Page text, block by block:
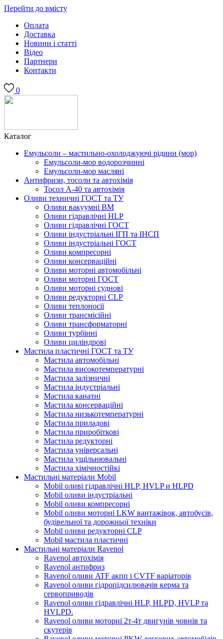
Перейти до вмісту
Оплата
Доставка
Новини і статті
Відео
Партнери
Контакти
0
Каталог
Емульсоли – мастильно-охолоджуючі рідини (мор)
Емульсоли-мор водорозчинні
Емульсоли-мор масляні
Антифризи, тосоли та автохімія
Тосол А-40 та автохімія
Оливи техничні ГОСТ та ТУ
Оливи вакуумні ВМ
Оливи гідравлічні HLP
Оливи гідравлічні ГОСТ
Оливи індустріальні ІГП та ІНСП
Оливи індустріальні ГОСТ
Оливи компресорні
Оливи консерваційні
Оливи моторні автомобільні
Оливи моторні ГОСТ
Оливи моторні суднові
Оливи редукторні CLP
Оливи теплоносії
Оливи трансмісійні
Оливи трансформаторні
Оливи турбінні
Оливи циліндрові
Мастила пластичні ГОСТ та ТУ
Мастила автомобільні
Мастила високотемпературні
Мастила залізничні
Мастила індустріальні
Мастила канатні
Мастила консерваційні
Мастила низькотемпературні
Мастила приладові
Мастила приробіткові
Мастила редукторні
Мастила універсальні
Мастила ущільнювальні
Мастила хімічностійкі
Мастильні матеріали Mobil
Mobil оливі гідравлічні HLP, HVLP и HLPD
Mobil оливи індустріальні
Mobil оливи компресорні
Mobil оливи моторні LKW вантажівок, автобусів,
будівельної та дорожньої техніки
Mobil оливи редукторні CLP
Mobil мастила пластичні
Мастильні матеріали Ravenol
Ravenol автохімія
Ravenol антифриз
Ravenol оливи ATF акпп і CVTF варіаторів
Ravenol оливи гідропідсилювачів керма та
сервоприводів
Ravenol оливи гідравлічні HLP, HLPD, HVLP та
HVLPD.
Ravenol оливи моторні 2т-4т двигунів човнів та
скутерів